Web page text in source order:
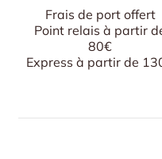
Frais de port offert
Point relais à partir
80€
Express à partir de